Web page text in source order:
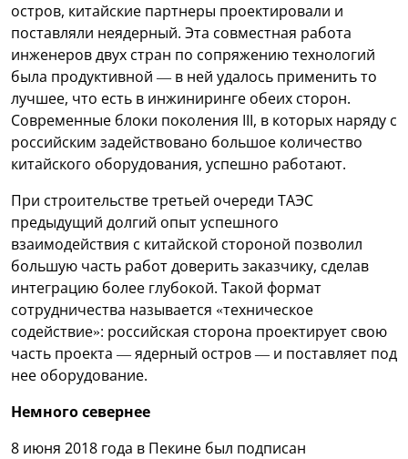
остров, китайские партнеры проектировали и
поставляли неядерный. Эта совместная работа
инженеров двух стран по сопряжению технологий
была продуктивной — в ней удалось применить то
лучшее, что есть в инжиниринге обеих сторон.
Современные блоки поколения III, в которых наряду с
российским задействовано большое количество
китайского оборудования, успешно работают.
При строительстве третьей очереди ТАЭС
предыдущий долгий опыт успешного
взаимодействия с китайской стороной позволил
большую часть работ доверить заказчику, сделав
интеграцию более глубокой. Такой формат
сотрудничества называется «техническое
содействие»: российская сторона проектирует свою
часть проекта — ядерный остров — и поставляет под
нее оборудование.
Немного севернее
8 июня 2018 года в Пекине был подписан